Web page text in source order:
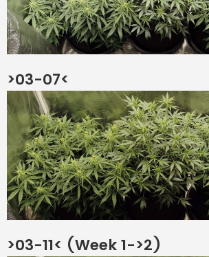
>03-07<
>03-11< (Week 1->2)